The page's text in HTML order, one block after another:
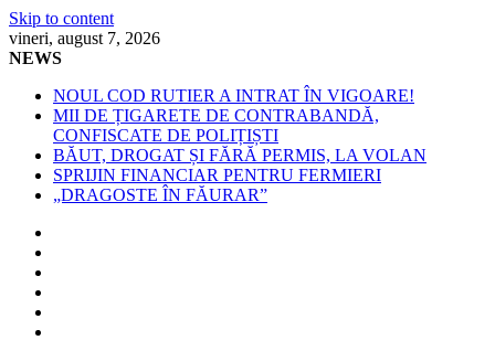
Skip to content
vineri, august 7, 2026
NEWS
NOUL COD RUTIER A INTRAT ÎN VIGOARE!
MII DE ȚIGARETE DE CONTRABANDĂ,
CONFISCATE DE POLIȚIȘTI
BĂUT, DROGAT ȘI FĂRĂ PERMIS, LA VOLAN
SPRIJIN FINANCIAR PENTRU FERMIERI
„DRAGOSTE ÎN FĂURAR”